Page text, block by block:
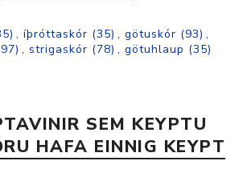
, íþróttaskór (35) , götuskór (93) ,
, strigaskór (78) , götuhlaup (35)
SEM KEYPTU
HAFA EINNIG KEYPT